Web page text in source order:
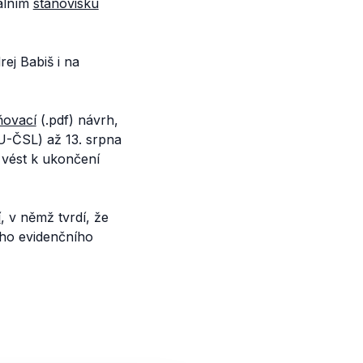
stanovisku
Babiš i na
(.pdf) návrh,
ČSL) až 13. srpna
k ukončení
, v němž tvrdí, že
evidenčního